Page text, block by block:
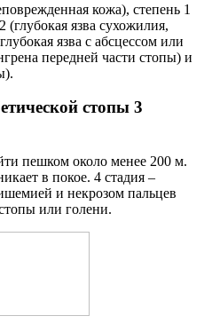
кожа), степень 1
(глубокая язва сухожилия,
язва с абсцессом или
передней части стопы) и
стопы 3
пешком около менее 200 м.
в покое. 4 стадия –
и некрозом пальцев
или голени.